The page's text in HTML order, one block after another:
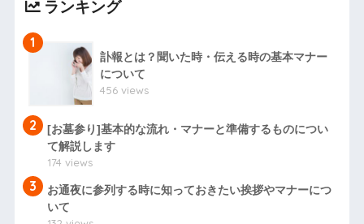
ランキング
1
訃報とは？聞いた時・伝える時の基本マナー
について
456 views
2
[お墓参り]基本的な流れ・マナーと準備するものについ
て解説します
174 views
3
お通夜に参列する時に知っておきたい挨拶やマナーにつ
いて